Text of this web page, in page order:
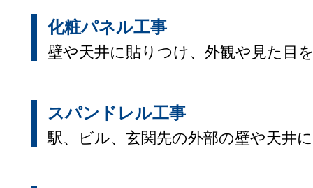
化粧パネル工事
壁や天井に貼りつけ、外観や見た目
スパンドレル工事
駅、ビル、玄関先の外部の壁や天井